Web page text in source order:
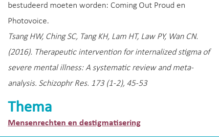
bestudeerd moeten worden: Coming Out Proud en
Photovoice.
Tsang HW, Ching SC, Tang KH, Lam HT, Law PY, Wan CN.
(2016). Therapeutic intervention for internalized stigma of
severe mental illness: A systematic review and meta-
analysis. Schizophr Res. 173 (1-2), 45-53
Thema
Mensenrechten en destigmatisering